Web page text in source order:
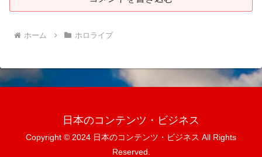
ホーム ホロライブ
日本のコンテンツ・ビジネス
Copyright © 2024 日本のコンテンツ・ビジネス All Rights
Reserved.